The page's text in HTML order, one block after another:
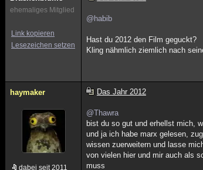
ehemaliges Mitglied
Link kopieren
Lesezeichen setzen
@habib
Hast du 2012 den Film geguckt?
Kling nähmlich ziemlich nach
haymaker
dabei seit 2011
Das Jahr 2012
@Thawra
bist du so gut und erhellst mich,
und ja ich habe marx gelesen,
wissen zuerweitern und lasse
von vielen hier und mir auch als
muss